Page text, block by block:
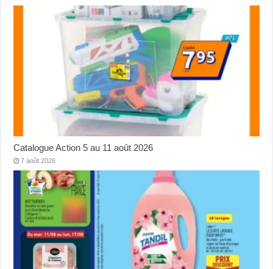
Catalogue Action 5 au 11 août 2026
7 août 2026